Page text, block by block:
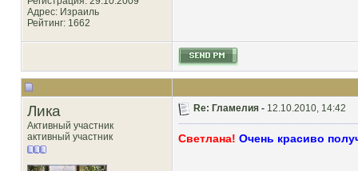
Адрес: Израиль
Рейтинг: 1662
Лика
Активный участник
активный участник
Re: Гламелия - 12.10.2010, 14:42
Светлана! Очень красиво